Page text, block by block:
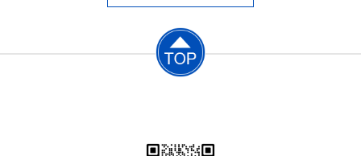
劣，生产效率低。​半自动切割机中仿形切割
机，切割工件的质量较好，由